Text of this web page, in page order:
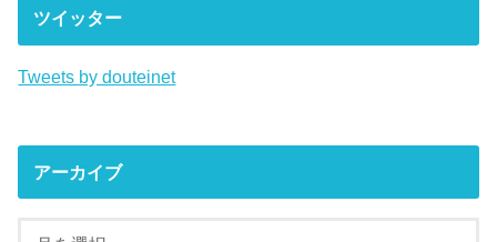
ツイッター
Tweets by douteinet
アーカイブ